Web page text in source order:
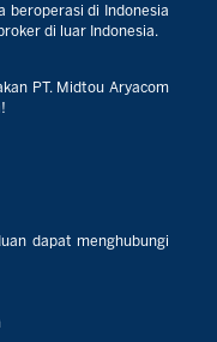
beroperasi di Indonesia
di luar Indonesia.
PT. Midtou Aryacom
dapat menghubungi